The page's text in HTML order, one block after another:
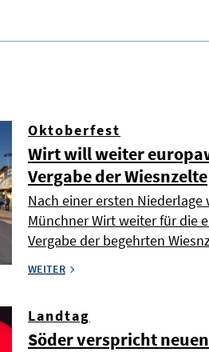
Oktoberfest
Wirt will weiter
Vergabe der Wiesnzelte
Nach einer ersten Niederlage
Münchner Wirt weiter für die
Vergabe der begehrten
WEITER
Landtag
Söder verspricht